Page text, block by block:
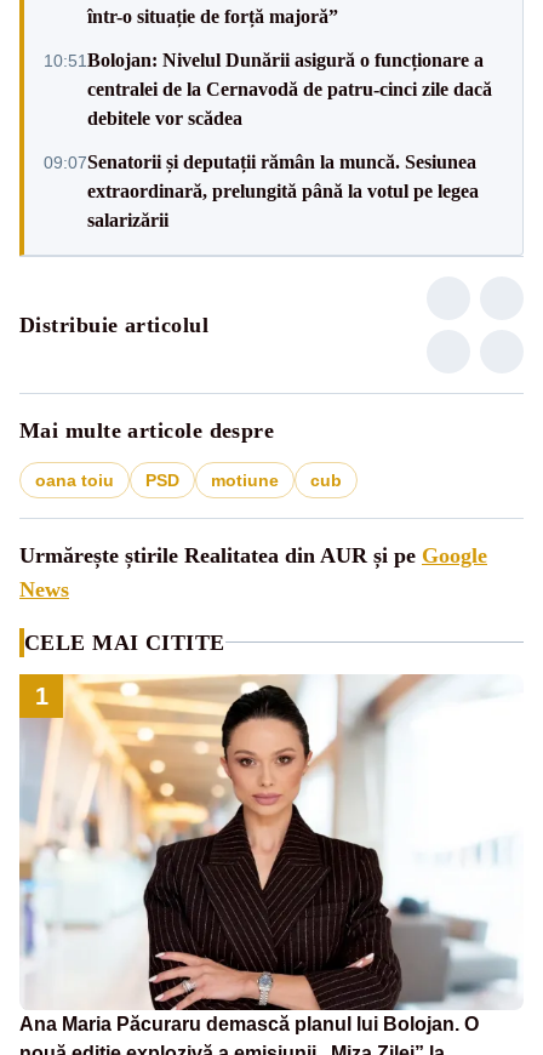
într-o situație de forță majoră”
10:51Bolojan: Nivelul Dunării asigură o funcționare a
centralei de la Cernavodă de patru-cinci zile dacă
debitele vor scădea
09:07Senatorii și deputații rămân la muncă. Sesiunea
extraordinară, prelungită până la votul pe legea
salarizării
Distribuie articolul
Mai multe articole despre
oana toiu PSD motiune cub
Urmărește știrile Realitatea din AUR și pe Google
News
CELE MAI CITITE
1
Ana Maria Păcuraru demască planul lui Bolojan. O